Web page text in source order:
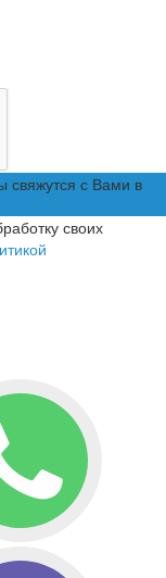
с Вами в
своих